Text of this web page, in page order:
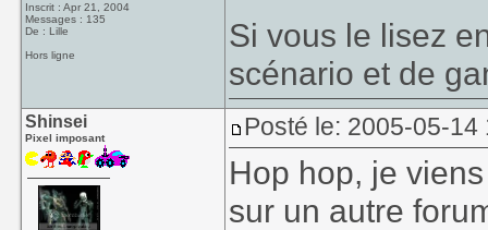
Inscrit : Apr 21, 2004
Messages : 135
De : Lille
Hors ligne
Si vous le lisez
scénario et de
Shinsei
Pixel imposant Posté le: 2005-05-14
Hop hop, je
sur un autre